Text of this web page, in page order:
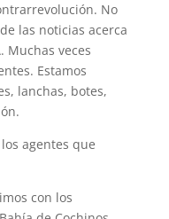
No
las noticias acerca
Muchas veces
Estamos
lanchas, botes,
agentes que
con los